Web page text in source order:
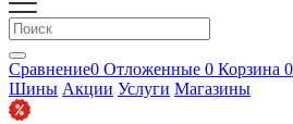
Сравнение0 Отложенные 0 Корзина 0
Шины Акции Услуги Магазины